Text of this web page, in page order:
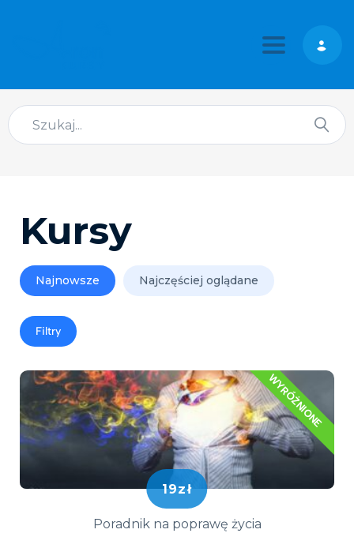
Toggle
Kursy
Najnowsze Najczęściej oglądane
Filtry
WYRÓŻNIONE
19zł
Poradnik na poprawę życia